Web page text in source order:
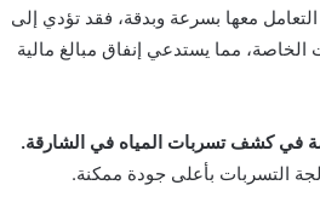
معها بسرعة وبدقة، فقد تؤدي إلى
مما يستدعي إنفاق مبالغ مالية
في كشف تسربات المياه في الشارقة.
التسربات بأعلى جودة ممكنة.